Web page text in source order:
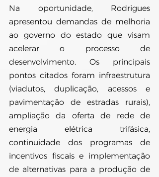
Na oportunidade, Rodrigues
apresentou demandas de melhoria
ao governo do estado que visam
acelerar o processo de
desenvolvimento. Os principais
pontos citados foram infraestrutura
(viadutos, duplicação, acessos e
pavimentação de estradas rurais),
ampliação da oferta de rede de
energia elétrica trifásica,
continuidade dos programas de
incentivos fiscais e implementação
de alternativas para a produção de